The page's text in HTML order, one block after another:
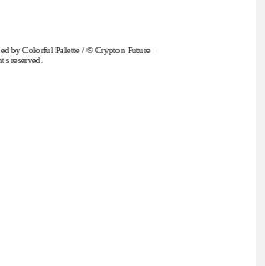
by Colorful Palette / © Crypton Future
reserved.